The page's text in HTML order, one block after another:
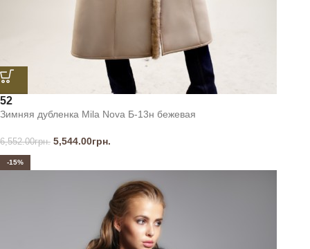
52
Зимняя дубленка Mila Nova Б-13н бежевая
6,552.00грн. 5,544.00грн.
-15%